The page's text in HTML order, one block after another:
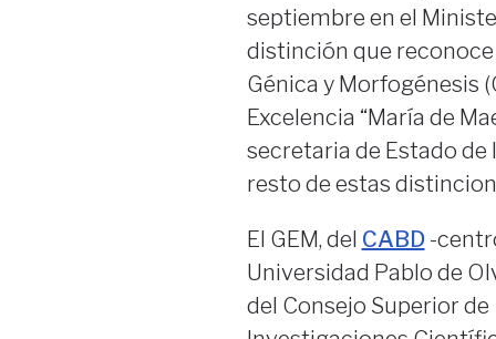
septiembre en el
distinción que
Génica y Morfogénesis
Excelencia “María de
secretaria de Estado de
resto de estas
El GEM, del CABD-
Universidad Pablo de
del Consejo Superior de